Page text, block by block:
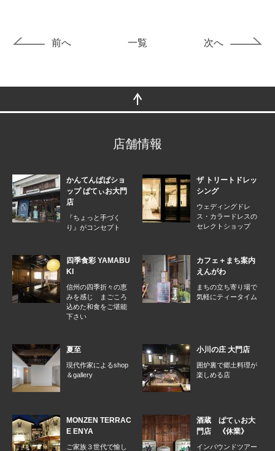
前へ 一覧 次へ
店舗情報
かんてんぱぱショ
ップ ぱてぃお大門
店
『ちょっと手づく
り』がコンセプト
ザ トリートドレッ
シング
ウェディングドレ
ス・カラードレスの
セレクトショップ
四季食彩 YAMABU
KI
信州の四季折々の恵
みを感じ まごころ
込めた和食をご堪能
下さい
カフェ＋まち案内
えんがわ
まちの立ち寄り場で
気軽にティータイム
夏至
現代作家によるshop
＆gallery
小川の庄 大門店
囲炉裏で郷土料理が
楽しめる店
MONZEN TERRAC
E ENYA
ご家族３世代で愉し
酒蔵 ぱてぃお大
門店 《休業》
インバウンドツアー